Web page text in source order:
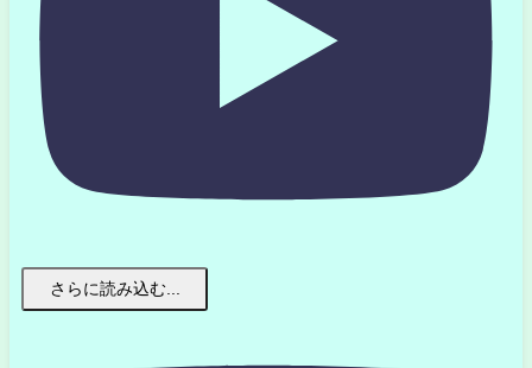
さらに読み込む...